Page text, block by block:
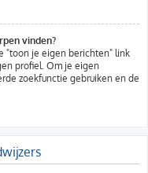
vinden?
"toon je eigen berichten" link
profiel. Om je eigen
zoekfunctie gebruiken en de